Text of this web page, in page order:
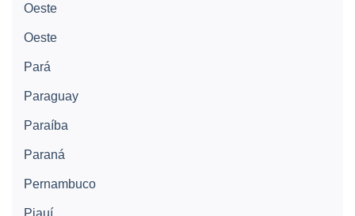
Oeste
Oeste
Pará
Paraguay
Paraíba
Paraná
Pernambuco
Piauí